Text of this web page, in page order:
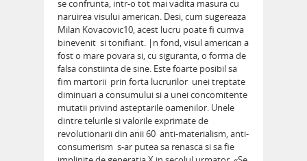
se confrunta, intr-o tot mai vadita masura cu
naruirea visului american. Desi, cum sugereaza
Milan Kovacovic10, acest lucru poate fi cumva
binevenit  si tonifiant. |n fond, visul american a
fost o mare povara si, cu siguranta, o forma de
falsa constiinta de sine. Este foarte posibil sa
fim martorii  prin forta lucrurilor  unei treptate
diminuari a consumului si a unei concomitente
mutatii privind asteptarile oamenilor. Unele
dintre telurile si valorile exprimate de
revolutionarii din anii 60  anti-materialism, anti-
consumerism  s-ar putea sa renasca si sa fie